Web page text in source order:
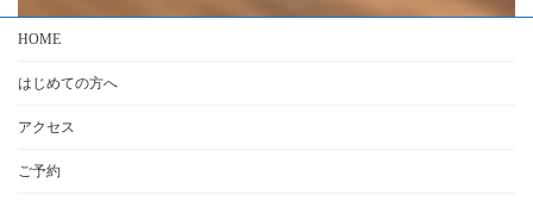
HOME
はじめての方へ
アクセス
ご予約